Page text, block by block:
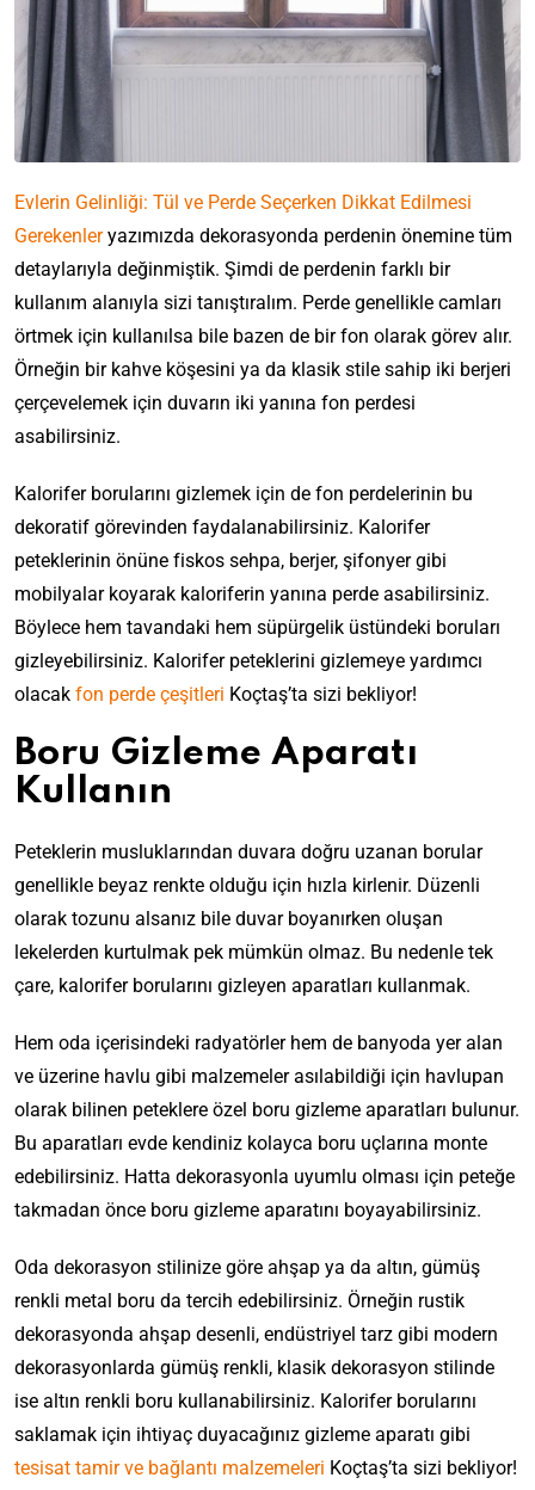
Evlerin Gelinliği: Tül ve Perde Seçerken Dikkat Edilmesi
Gerekenleryazımızda dekorasyonda perdenin önemine tüm
detaylarıyla değinmiştik. Şimdi de perdenin farklı bir
kullanım alanıyla sizi tanıştıralım. Perde genellikle camları
örtmek için kullanılsa bile bazen de bir fon olarak görev alır.
Örneğin bir kahve köşesini ya da klasik stile sahip iki berjeri
çerçevelemek için duvarın iki yanına fon perdesi
asabilirsiniz.
Kalorifer borularını gizlemek için de fon perdelerinin bu
dekoratif görevinden faydalanabilirsiniz. Kalorifer
peteklerinin önüne fiskos sehpa, berjer, şifonyer gibi
mobilyalar koyarak kaloriferin yanına perde asabilirsiniz.
Böylece hem tavandaki hem süpürgelik üstündeki boruları
gizleyebilirsiniz. Kalorifer peteklerini gizlemeye yardımcı
olacak fon perde çeşitleri Koçtaş’ta sizi bekliyor!
Boru Gizleme Aparatı
Kullanın
Peteklerin musluklarından duvara doğru uzanan borular
genellikle beyaz renkte olduğu için hızla kirlenir. Düzenli
olarak tozunu alsanız bile duvar boyanırken oluşan
lekelerden kurtulmak pek mümkün olmaz. Bu nedenle tek
çare, kalorifer borularını gizleyen aparatları kullanmak.
Hem oda içerisindeki radyatörler hem de banyoda yer alan
ve üzerine havlu gibi malzemeler asılabildiği için havlupan
olarak bilinen peteklere özel boru gizleme aparatları bulunur.
Bu aparatları evde kendiniz kolayca boru uçlarına monte
edebilirsiniz. Hatta dekorasyonla uyumlu olması için peteğe
takmadan önce boru gizleme aparatını boyayabilirsiniz.
Oda dekorasyon stilinize göre ahşap ya da altın, gümüş
renkli metal boru da tercih edebilirsiniz. Örneğin rustik
dekorasyonda ahşap desenli, endüstriyel tarz gibi modern
dekorasyonlarda gümüş renkli, klasik dekorasyon stilinde
ise altın renkli boru kullanabilirsiniz. Kalorifer borularını
saklamak için ihtiyaç duyacağınız gizleme aparatı gibi
tesisat tamir ve bağlantı malzemeleri Koçtaş’ta sizi bekliyor!